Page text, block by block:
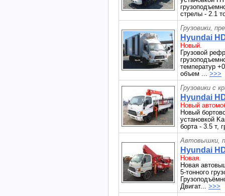
стрелы - 2.1
Грузовики,
Hyundai
Новый.
Грузовой
температур
объем ... >>>
Грузовики с
Hyundai
Новый
Новый
установкой
борта - 3.5 т,
Автовышки,
Hyundai
Новая.
Новая
5-тонного
Двигат... >>>